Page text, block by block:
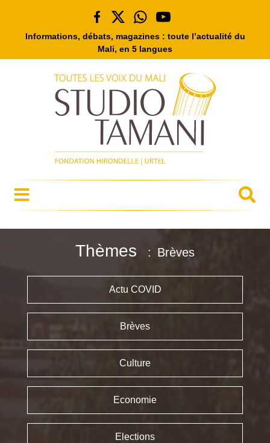
Informations, débats, magazines : toute l’actualité du
Mali, en 5 langues
Thèmes Brèves
Actu COVID
Brèves
Culture
Economie
Elections